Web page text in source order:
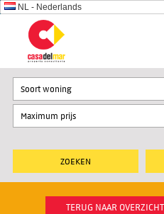
NL - Nederlands
Soort woning
TERUG NAAR OVERZICHT